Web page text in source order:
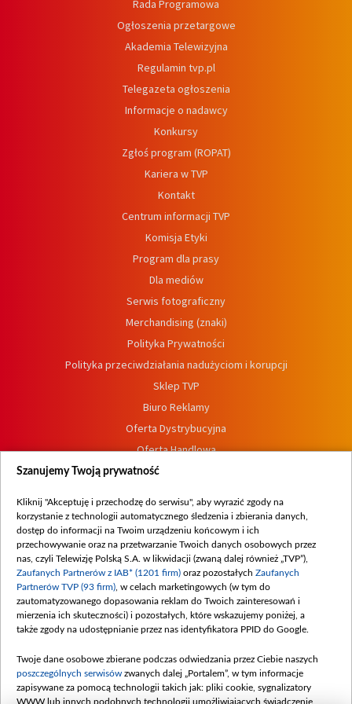
Rada Programowa
Ogłoszenia przetargowe
Akademia Telewizyjna
Regulamin tvp.pl
Telegazeta ogłoszenia
Informacje o nadawcy
Konkursy
Zgłoś program (ROPAT)
Kariera w TVP
Kontakt
Centrum informacji TVP
Komisja Etyki
Program dla prasy
Dla mediów
Serwis fotograficzny
Merchandising (znaki)
Polityka Prywatności
Polityka przeciwdziałania nadużyciom i korupcji
Sklep TVP
Biuro Reklamy
Oferta Dystrybucyjna
Oferta Handlowa
Dostępność
Procedura zgłoszeń wewnętrznych
Szanujemy Twoją prywatność
Kliknij "Akceptuję i przechodzę do serwisu", aby wyrazić zgody na
korzystanie z technologii automatycznego śledzenia i zbierania danych,
dostęp do informacji na Twoim urządzeniu końcowym i ich
przechowywanie oraz na przetwarzanie Twoich danych osobowych przez
nas, czyli Telewizję Polską S.A. w likwidacji (zwaną dalej również „TVP”),
Zaufanych Partnerów z IAB* (1201 firm) oraz pozostałych Zaufanych
Partnerów TVP (93 firm) , w celach marketingowych (w tym do
zautomatyzowanego dopasowania reklam do Twoich zainteresowań i
mierzenia ich skuteczności) i pozostałych, które wskazujemy poniżej, a
także zgody na udostępnianie przez nas identyfikatora PPID do Google.
Twoje dane osobowe zbierane podczas odwiedzania przez Ciebie naszych
poszczególnych serwisów zwanych dalej „Portalem”, w tym informacje
zapisywane za pomocą technologii takich jak: pliki cookie, sygnalizatory
WWW lub innych podobnych technologii umożliwiających świadczenie